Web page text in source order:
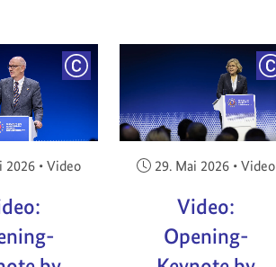
COPYRIGHT
am:
2026 • Video Veröffentlicht am:
29. Mai 2026 • Video
Video:
Opening-